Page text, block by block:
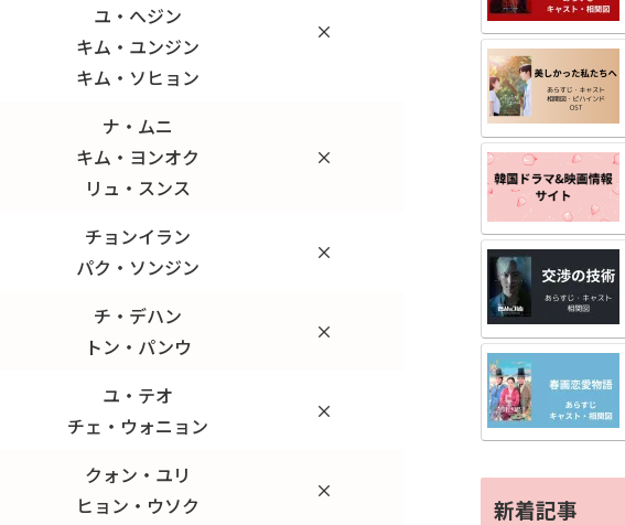
ユ・へジン
キム・ユンジン
キム・ソヒョン
×
ナ・ムニ
キム・ヨンオク
リュ・スンス
×
チョンイラン
パク・ソンジン
×
チ・デハン
トン・パンウ
×
ユ・テオ
チェ・ウォニョン
×
クォン・ユリ
ヒョン・ウソク
×
新着記事